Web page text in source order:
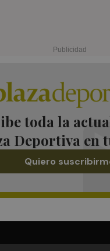
toda la
Deportiva en
Quiero